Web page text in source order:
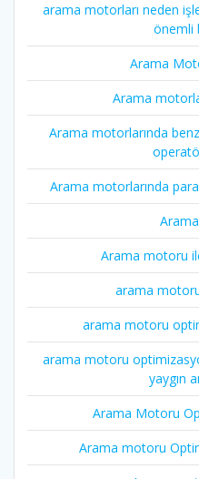
arama motorları neden
önemli
Arama
Arama
Arama motorlarında
Arama motorlarında
Arama motoru
arama
arama motoru
arama motoru
yaygın
Arama Motoru
Arama motoru